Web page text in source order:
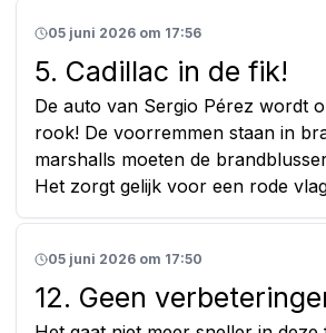
05 juni 2026 om 17:56
5. Cadillac in de fik!
De auto van Sergio Pérez wordt
rook! De voorremmen staan in
marshalls moeten de
Het zorgt gelijk voor een rode
05 juni 2026 om 17:50
12. Geen